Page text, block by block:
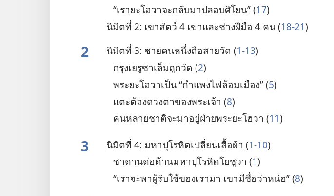
“เรา​ยะโฮวา​จะ​กลับ​มา​ปลอบ​ศิโยน” (17)
นิมิต​ที่ 2: เขา​สัตว์ 4 เขา​และ​ช่าง​ฝีมือ 4 คน (18-21)
2 นิมิต​ที่ 3: ชาย​คน​หนึ่ง​ถือ​สาย​วัด (1-13)
กรุง​เยรูซาเล็ม​ถูก​วัด (2)
พระ​ยะโฮวา​เป็น “กำแพง​ไฟ​ล้อม​เมือง” (5)
แตะ​ต้อง​ดวง​ตา​ของ​พระเจ้า (8)
คน​หลาย​ชาติ​จะ​มา​อยู่​ฝ่าย​พระ​ยะโฮวา (11)
3 นิมิต​ที่ 4: มหา​ปุโรหิต​เปลี่ยน​เสื้อ​ผ้า (1-10)
ซาตาน​ต่อ​ต้าน​มหา​ปุโรหิต​โยชูวา (1)
“เรา​จะ​พา​ผู้​รับใช้​ของ​เรา​มา เขา​มี​ชื่อ​ว่า​หน่อ” (8)